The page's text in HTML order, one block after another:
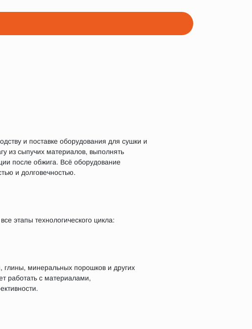
и поставке оборудования для сушки и
из сыпучих материалов, выполнять
после обжига. Всё оборудование
и долговечностью.
этапы технологического цикла:
глины, минеральных порошков и других
работать с материалами,